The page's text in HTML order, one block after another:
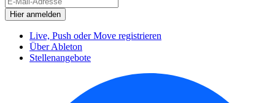
Live, Push oder Move registrieren
Über Ableton
Stellenangebote